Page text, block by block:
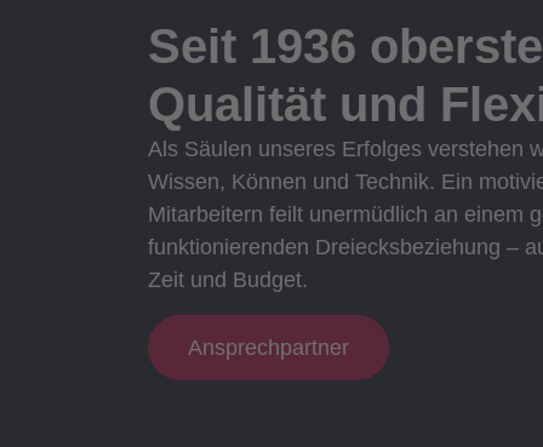
Seit 1936
Qualität und
Als Säulen unseres Erfolges verstehen
Wissen, Können und Technik. Ein
Mitarbeitern feilt unermüdlich an einem
funktionierenden Dreiecksbeziehung –
Zeit und Budget.
Ansprechpartner